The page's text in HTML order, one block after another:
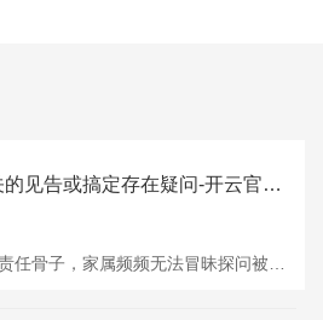
开云体育若对监察机关的见告或搞定存在疑问-开云官网切尔西赞助商(2025已更新(最新/官方/入口)